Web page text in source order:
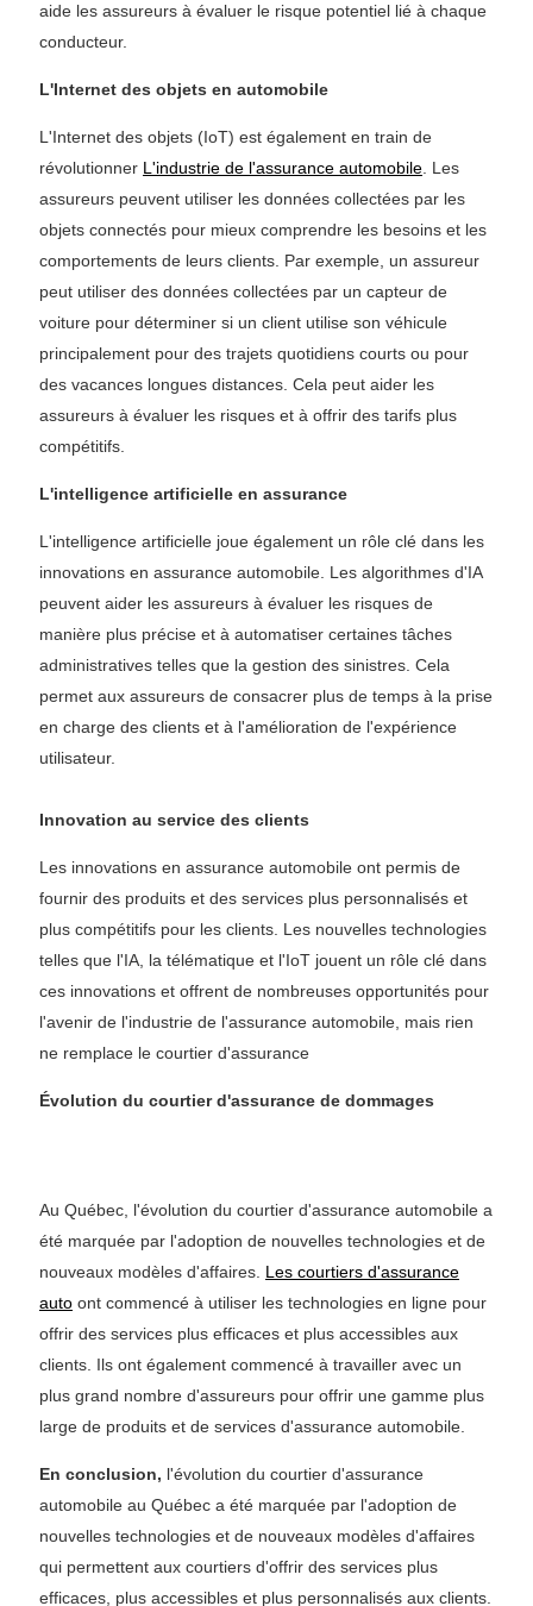
aide les assureurs à évaluer le risque potentiel lié à chaque
conducteur.
L'Internet des objets en automobile
L'Internet des objets (IoT) est également en train de
révolutionner L'industrie de l'assurance automobile . Les
assureurs peuvent utiliser les données collectées par les
objets connectés pour mieux comprendre les besoins et les
comportements de leurs clients. Par exemple, un assureur
peut utiliser des données collectées par un capteur de
voiture pour déterminer si un client utilise son véhicule
principalement pour des trajets quotidiens courts ou pour
des vacances longues distances. Cela peut aider les
assureurs à évaluer les risques et à offrir des tarifs plus
compétitifs.
L'intelligence artificielle en assurance
L'intelligence artificielle joue également un rôle clé dans les
innovations en assurance automobile. Les algorithmes d'IA
peuvent aider les assureurs à évaluer les risques de
manière plus précise et à automatiser certaines tâches
administratives telles que la gestion des sinistres. Cela
permet aux assureurs de consacrer plus de temps à la prise
en charge des clients et à l'amélioration de l'expérience
utilisateur.
Innovation au service des clients
Les innovations en assurance automobile ont permis de
fournir des produits et des services plus personnalisés et
plus compétitifs pour les clients. Les nouvelles technologies
telles que l'IA, la télématique et l'IoT jouent un rôle clé dans
ces innovations et offrent de nombreuses opportunités pour
l'avenir de l'industrie de l'assurance automobile, mais rien
ne remplace le courtier d'assurance
Évolution du courtier d'assurance de dommages
Au Québec, l'évolution du courtier d'assurance automobile a
été marquée par l'adoption de nouvelles technologies et de
nouveaux modèles d'affaires. Les courtiers d'assurance
auto ont commencé à utiliser les technologies en ligne pour
offrir des services plus efficaces et plus accessibles aux
clients. Ils ont également commencé à travailler avec un
plus grand nombre d'assureurs pour offrir une gamme plus
large de produits et de services d'assurance automobile.
En conclusion, l'évolution du courtier d'assurance
automobile au Québec a été marquée par l'adoption de
nouvelles technologies et de nouveaux modèles d'affaires
qui permettent aux courtiers d'offrir des services plus
efficaces, plus accessibles et plus personnalisés aux clients.